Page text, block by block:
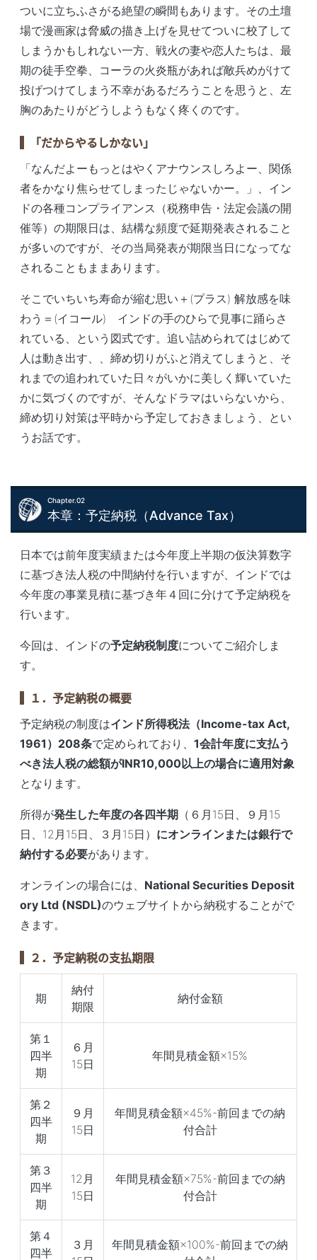
ついに立ちふさがる絶望の瞬間もあります。その土壇
場で漫画家は脅威の描き上げを見せてついに校了して
しまうかもしれない一方、戦火の妻や恋人たちは、最
期の徒手空拳、コーラの火炎瓶があれば敵兵めがけて
投げつけてしまう不幸があるだろうことを思うと、左
胸のあたりがどうしようもなく疼くのです。
「だからやるしかない」
「なんだよーもっとはやくアナウンスしろよー、関係
者をかなり焦らせてしまったじゃないかー。」、イン
ドの各種コンプライアンス（税務申告・法定会議の開
催等）の期限日は、結構な頻度で延期発表されること
が多いのですが、その当局発表が期限当日になってな
されることもままあります。
そこでいちいち寿命が縮む思い＋(プラス) 解放感を味
わう＝(イコール) インドの手のひらで見事に踊らさ
れている、という図式です。追い詰められてはじめて
人は動き出す、、締め切りがふと消えてしまうと、そ
れまでの追われていた日々がいかに美しく輝いていた
かに気づくのですが、そんなドラマはいらないから、
締め切り対策は平時から予定しておきましょう、とい
うお話です。
Chapter.02
本章：予定納税（Advance Tax）
日本では前年度実績または今年度上半期の仮決算数字
に基づき法人税の中間納付を行いますが、インドでは
今年度の事業見積に基づき年４回に分けて予定納税を
行います。
今回は、インドの予定納税制度についてご紹介しま
す。
１．予定納税の概要
予定納税の制度はインド所得税法（Income-tax Act,
1961）208条で定められており、 1会計年度に支払う
べき法人税の総額がINR10,000以上の場合に適用対象
となります。
所得が発生した年度の各四半期（６月15日、９月15
日、12月15日、３月15日） にオンラインまたは銀行で
納付する必要があります。
オンラインの場合には、 National Securities Deposit
ory Ltd (NSDL)のウェブサイトから納税することがで
きます。
２．予定納税の支払期限
期
納付
期限
納付金額
第１
四半
期
６月
15日
年間見積金額×15%
第２
四半
期
９月
15日
年間見積金額×45%-前回までの納
付合計
第３
四半
期
12月
15日
年間見積金額×75%-前回までの納
付合計
第４
四半
３月
年間見積金額×100%-前回までの納